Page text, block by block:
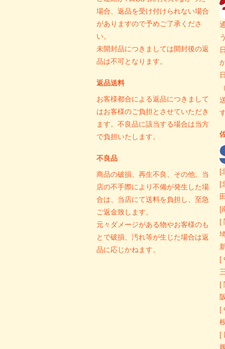
場合、返品を受け付けられない場合
がありますので予めご了承くださ
い。
未開封品につきましては開封後の返
品は不可となります。
返品送料
お客様都合による返品につきまして
はお客様のご負担とさせていただき
ます。不良品に該当する場合は当方
で負担いたします。
不良品
商品の破損、再生不良、その他、当
店の不手際により不備が発生した場
合は、当店にて送料を負担し、至急
ご返金致します。
元々ダメージがある物やお客様のも
とで破損、汚れ等が生じた場合は返
品に応じかねます。
[
[
[
[
[
[
[
[